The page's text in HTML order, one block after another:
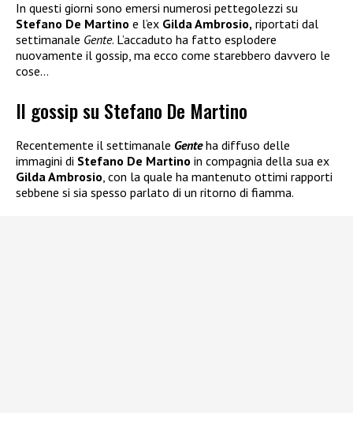
In questi giorni sono emersi numerosi pettegolezzi su
Stefano De Martino e l’ex Gilda Ambrosio, riportati dal
settimanale Gente. L’accaduto ha fatto esplodere
nuovamente il gossip, ma ecco come starebbero davvero le
cose…
Il gossip su Stefano De Martino
Recentemente il settimanale Genteha diffuso delle
immagini di Stefano De Martino in compagnia della sua ex
Gilda Ambrosio, con la quale ha mantenuto ottimi rapporti
sebbene si sia spesso parlato di un ritorno di fiamma.